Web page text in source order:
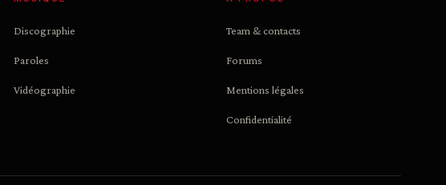
Discographie
Paroles
Vidéographie
Team & contacts
Forums
Mentions légales
Confidentialité